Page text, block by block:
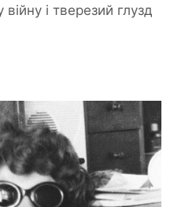
і тверезий глузд